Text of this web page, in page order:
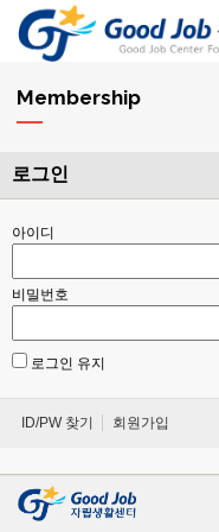
Membership
로그인
아이디
비밀번호
로그인 유지
ID/PW 찾기 회원가입